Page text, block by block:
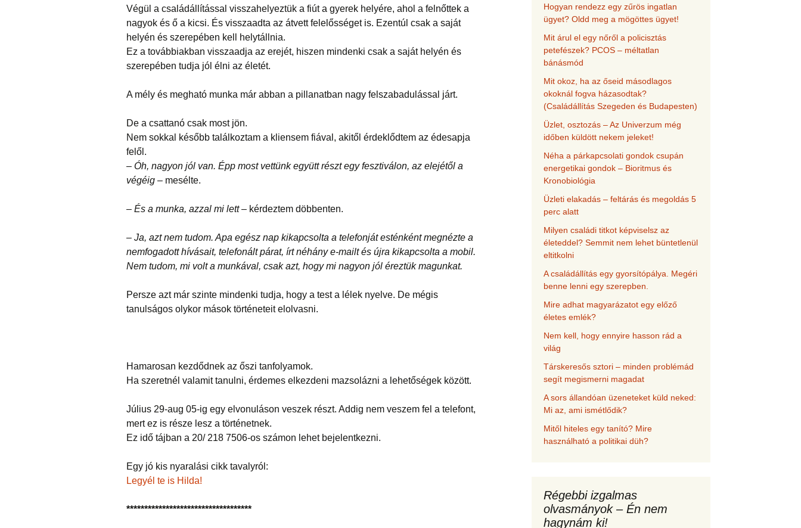
Végül a családállítással visszahelyeztük a fiút a gyerek helyére, ahol a felnőttek a
nagyok és ő a kicsi. És visszaadta az átvett felelősséget is. Ezentúl csak a saját
helyén és szerepében kell helytállnia.
Ez a továbbiakban visszaadja az erejét, hiszen mindenki csak a saját helyén és
szerepében tudja jól élni az életét.
A mély és megható munka már abban a pillanatban nagy felszabadulással járt.
De a csattanó csak most jön.
Nem sokkal később találkoztam a kliensem fiával, akitől érdeklődtem az édesapja
felől.
– Óh, nagyon jól van. Épp most vettünk együtt részt egy fesztiválon, az elejétől a
végéig – mesélte.
– És a munka, azzal mi lett– kérdeztem döbbenten.
– Ja, azt nem tudom. Apa egész nap kikapcsolta a telefonját esténként megnézte a
nemfogadott hívásait, telefonált párat, írt néhány e-mailt és újra kikapcsolta a mobil.
Nem tudom, mi volt a munkával, csak azt, hogy mi nagyon jól éreztük magunkat.
Persze azt már szinte mindenki tudja, hogy a test a lélek nyelve. De mégis
tanulságos olykor mások történeteit elolvasni.
Hamarosan kezdődnek az őszi tanfolyamok.
Ha szeretnél valamit tanulni, érdemes elkezdeni mazsolázni a lehetőségek között.
Július 29-aug 05-ig egy elvonuláson veszek részt. Addig nem veszem fel a telefont,
mert ez is része lesz a történetnek.
Ez idő tájban a 20/ 218 7506-os számon lehet bejelentkezni.
Egy jó kis nyaralási cikk tavalyról:
Legyél te is Hilda!
***********************************
Hogyan rendezz egy zűrös ingatlan
ügyet? Oldd meg a mögöttes ügyet!
Mit árul el egy nőről a policisztás
petefészek? PCOS – méltatlan
bánásmód
Mit okoz, ha az őseid másodlagos
okoknál fogva házasodtak?
(Családállítás Szegeden és Budapesten)
Üzlet, osztozás – Az Univerzum még
időben küldött nekem jeleket!
Néha a párkapcsolati gondok csupán
energetikai gondok – Bioritmus és
Kronobiológia
Üzleti elakadás – feltárás és megoldás 5
perc alatt
Milyen családi titkot képviselsz az
életeddel? Semmit nem lehet büntetlenül
eltitkolni
A családállítás egy gyorsítópálya. Megéri
benne lenni egy szerepben.
Mire adhat magyarázatot egy előző
életes emlék?
Nem kell, hogy ennyire hasson rád a
világ
Társkeresős sztori – minden problémád
segít megismerni magadat
A sors állandóan üzeneteket küld neked:
Mi az, ami ismétlődik?
Mitől hiteles egy tanító? Mire
használható a politikai düh?
Régebbi izgalmas
olvasmányok – Én nem
hagynám ki!